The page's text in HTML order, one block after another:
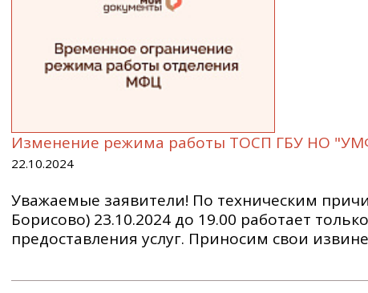
Изменение режима работы ТОСП ГБУ НО
22.10.2024
Уважаемые заявители! По техническим
Борисово) 23.10.2024 до 19.00 работает
предоставления услуг. Приносим свои